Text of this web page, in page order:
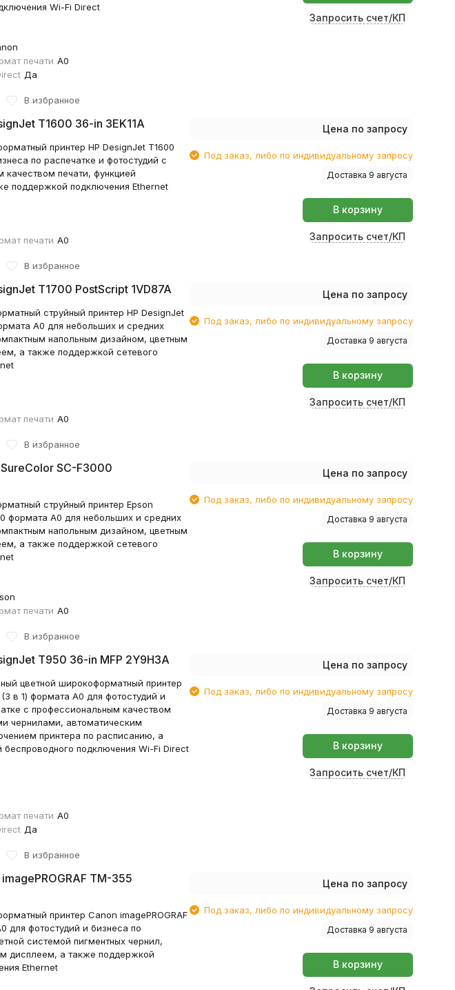
Wi-Fi Direct
печати A0
Да
В избранное
Запросить счет/КП
T1600 36-in 3EK11A
принтер HP DesignJet T1600
по распечатке и фотостудий с
качеством печати, функцией
поддержкой подключения Ethernet
печати A0
В избранное
Цена по запросу
Под заказ, либо по индивидуальному запросу
Доставка 9 августа
В корзину
Запросить счет/КП
T1700 PostScript 1VD87A
струйный принтер HP DesignJet
А0 для небольших и средних
напольным дизайном, цветным
а также поддержкой сетевого
печати A0
В избранное
Цена по запросу
Под заказ, либо по индивидуальному запросу
Доставка 9 августа
В корзину
Запросить счет/КП
SC-F3000
струйный принтер Epson
формата А0 для небольших и средних
напольным дизайном, цветным
а также поддержкой сетевого
печати A0
В избранное
Цена по запросу
Под заказ, либо по индивидуальному запросу
Доставка 9 августа
В корзину
Запросить счет/КП
T950 36-in MFP 2Y9H3A
цветной широкоформатный принтер
в 1) формата А0 для фотостудий и
с профессиональным качеством
чернилами, автоматическим
принтера по расписанию, а
подключения Wi-Fi Direct
печати A0
Да
В избранное
Цена по запросу
Под заказ, либо по индивидуальному запросу
Доставка 9 августа
В корзину
Запросить счет/КП
TM-355
принтер Canon imagePROGRAF
для фотостудий и бизнеса по
системой пигментных чернил,
дисплеем, а также поддержкой
Ethernet
Цена по запросу
Под заказ, либо по индивидуальному запросу
Доставка 9 августа
В корзину